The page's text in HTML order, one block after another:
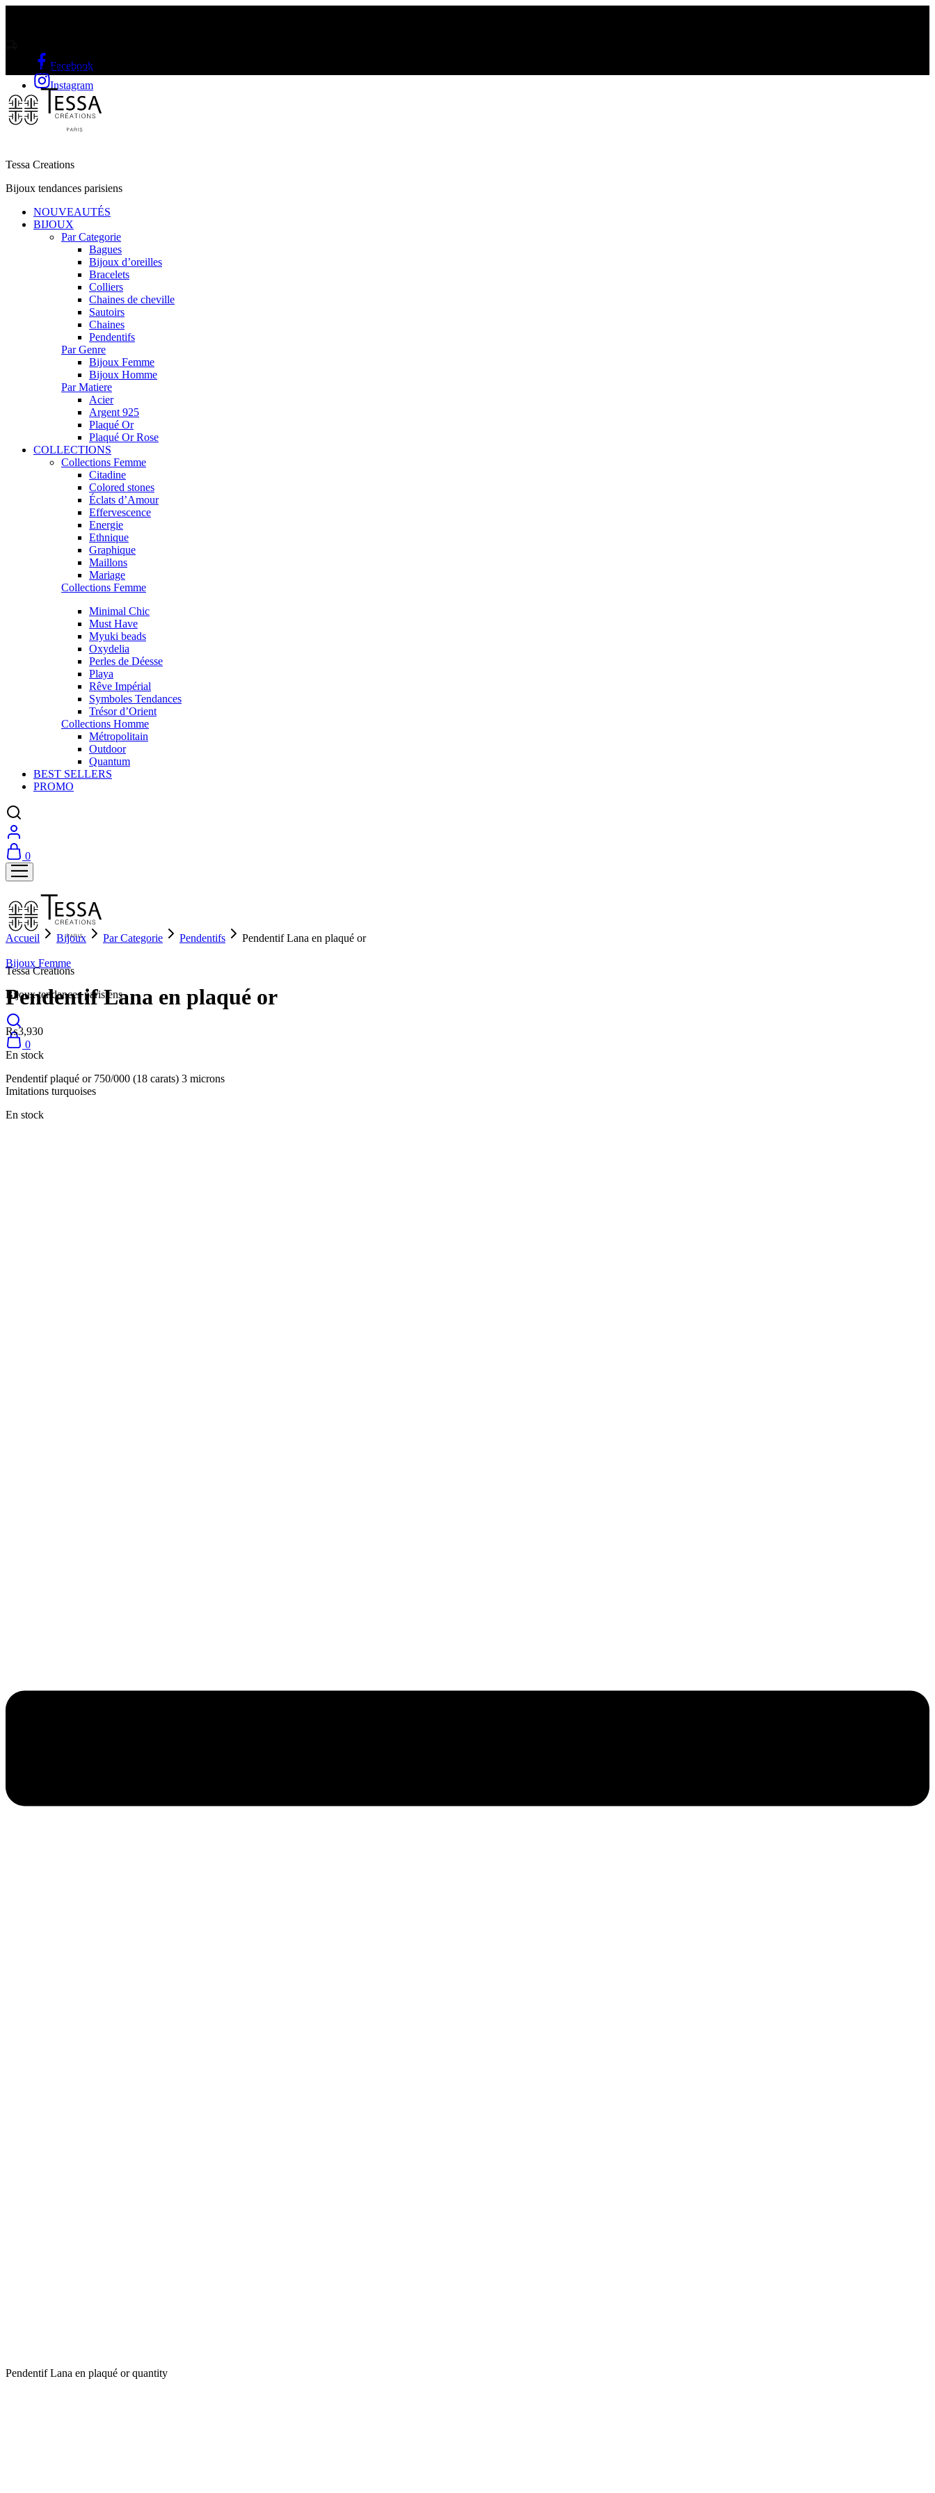
Facebook
Instagram
LIVRAISON GRATUITE A PARTIR DE RS2000
Tessa Creations
Bijoux tendances parisiens
NOUVEAUTÉS
BIJOUX
Par Categorie
Bagues
Bijoux d’oreilles
Bracelets
Colliers
Chaines de cheville
Sautoirs
Chaines
Pendentifs
Par Genre
Bijoux Femme
Bijoux Homme
Par Matiere
Acier
Argent 925
Plaqué Or
Plaqué Or Rose
COLLECTIONS
Collections Femme
Citadine
Colored stones
Éclats d’Amour
Effervescence
Energie
Ethnique
Graphique
Maillons
Mariage
Collections Femme
Minimal Chic
Must Have
Myuki beads
Oxydelia
Perles de Déesse
Playa
Rêve Impérial
Symboles Tendances
Trésor d’Orient
Collections Homme
Métropolitain
Outdoor
Quantum
BEST SELLERS
PROMO
0
Tessa Creations
Bijoux tendances parisiens
0
Accueil Bijoux Par Categorie Pendentifs Pendentif Lana en plaqué or
Bijoux Femme
Pendentif Lana en plaqué or
₨3,930
En stock
Pendentif plaqué or 750/000 (18 carats) 3 microns
Imitations turquoises
En stock
Pendentif Lana en plaqué or quantity